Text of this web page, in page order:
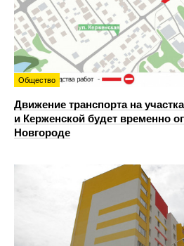
Общество
Движение транспорта на
и Керженской будет временно
Новгороде